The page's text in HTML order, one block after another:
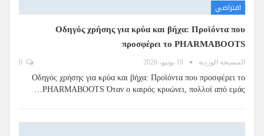
افتراضي
Οδηγός χρήσης για κρύα και βήχα: Προϊόντα που
προσφέρει το PHARMABOOTS
المسبحة الوردية 19 يونيو، 2026
Οδηγός χρήσης για κρύα και βήχα: Προϊόντα που προσφέρει το
PHARMABOOTS Όταν ο καιρός κρυώνει, πολλοί από εμάς…